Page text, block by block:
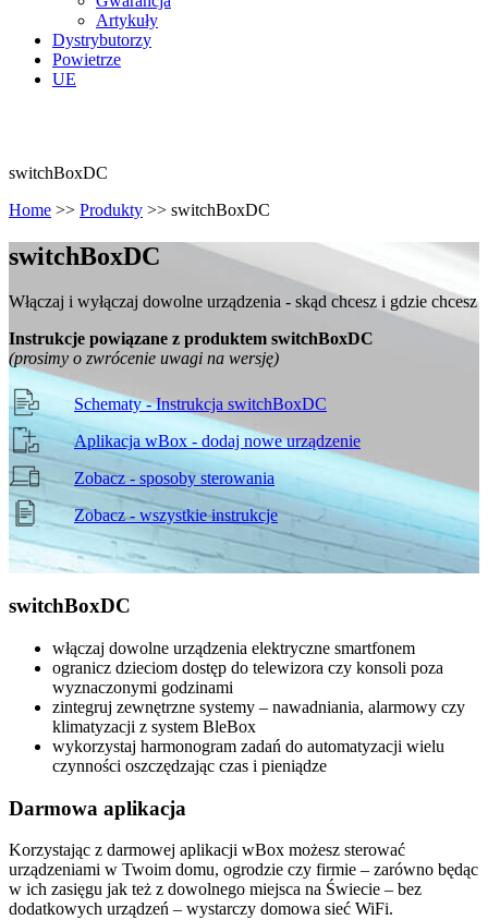
Artykuły
Dystrybutorzy
Powietrze
UE
switchBoxDC
Home >> Produkty >> switchBoxDC
switchBoxDC
Włączaj i wyłączaj dowolne urządzenia - skąd chcesz i gdzie chcesz
Instrukcje powiązane z produktem switchBoxDC
(prosimy o zwrócenie uwagi na wersję)
Schematy - Instrukcja switchBoxDC
Aplikacja wBox - dodaj nowe urządzenie
Zobacz - sposoby sterowania
Zobacz - wszystkie instrukcje
switchBoxDC
włączaj dowolne urządzenia elektryczne smartfonem
ogranicz dzieciom dostęp do telewizora czy konsoli poza
wyznaczonymi godzinami
zintegruj zewnętrzne systemy – nawadniania, alarmowy czy
klimatyzacji z system BleBox
wykorzystaj harmonogram zadań do automatyzacji wielu
czynności oszczędzając czas i pieniądze
Darmowa aplikacja
Korzystając z darmowej aplikacji wBox możesz sterować
urządzeniami w Twoim domu, ogrodzie czy firmie – zarówno będąc
w ich zasięgu jak też z dowolnego miejsca na Świecie – bez
dodatkowych urządzeń – wystarczy domowa sieć WiFi.